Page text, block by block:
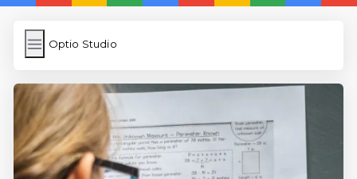
Optio Studio
Optio Studio
Subir Imagen
Wordpress Cache